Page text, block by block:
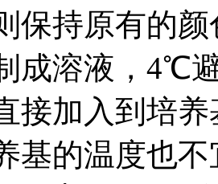
保持原有的
成溶液，4℃
接加入到培
基的温度也